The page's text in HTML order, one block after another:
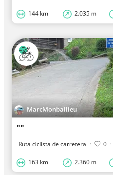
144 km 2.035 m
MarcMonballieu
""
Ruta ciclista de carretera · 0 ·
163 km 2.360 m